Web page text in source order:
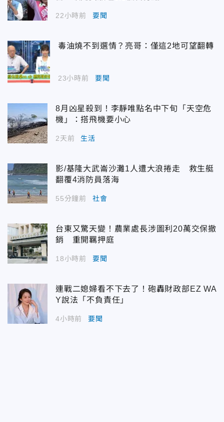
22小時前 要聞
毒油燒不到選情？亮哥：僅這2地可望翻轉
23小時前 要聞
8月凶星殺到！李靜唯點名中下旬「天空危
機」：搭飛機要小心
2天前 生活
影/基隆大武崙沙灘1人遭大浪捲走 救生艇
翻覆4消防員落海
55分鐘前 社會
台東又驚天變！農業處長涉圖利20萬交保撤
銷 重開羈押庭
18小時前 要聞
連戰二媳婦看不下去了！砲轟財政部EZ WA
Y說法「不負責任」
4小時前 要聞